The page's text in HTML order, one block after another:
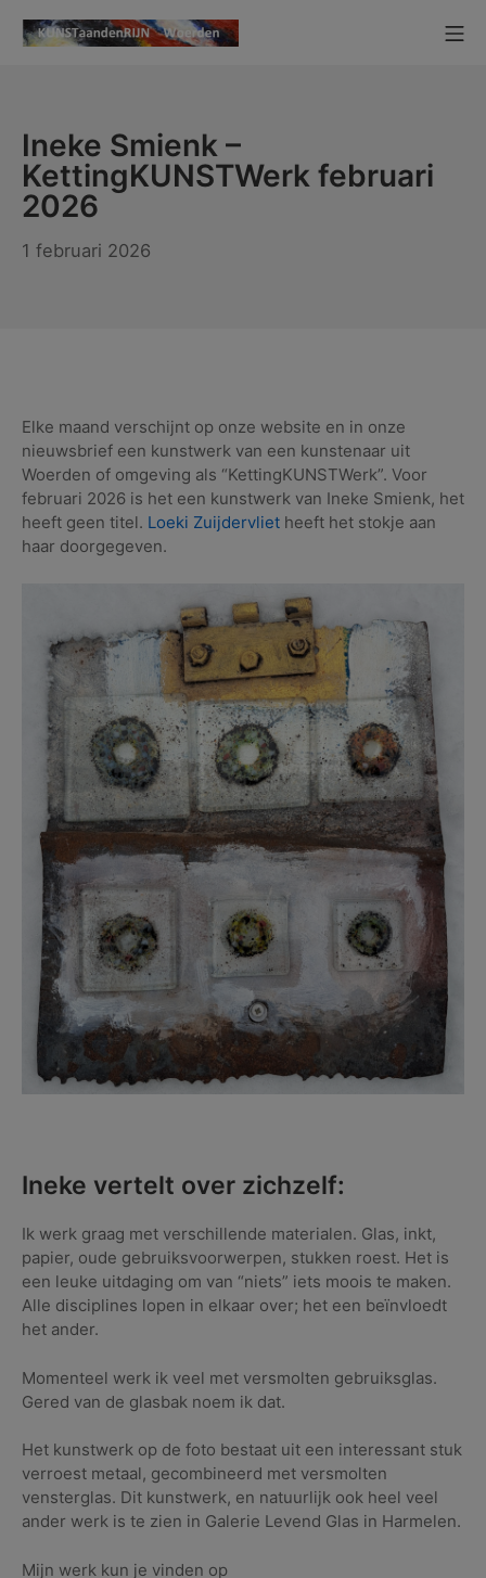
naar
Ineke Smienk –
KettingKUNSTWerk februari
2026
1 februari 2026
Elke maand verschijnt op onze website en in onze
nieuwsbrief een kunstwerk van een kunstenaar uit
Woerden of omgeving als “KettingKUNSTWerk”. Voor
februari 2026 is het een kunstwerk van Ineke Smienk, het
heeft geen titel. Loeki Zuijdervliet heeft het stokje aan
haar doorgegeven.
Ineke vertelt over zichzelf:
Ik werk graag met verschillende materialen. Glas, inkt,
papier, oude gebruiksvoorwerpen, stukken roest. Het is
een leuke uitdaging om van “niets” iets moois te maken.
Alle disciplines lopen in elkaar over; het een beïnvloedt
het ander.
Momenteel werk ik veel met versmolten gebruiksglas.
Gered van de glasbak noem ik dat.
Het kunstwerk op de foto bestaat uit een interessant stuk
verroest metaal, gecombineerd met versmolten
vensterglas. Dit kunstwerk, en natuurlijk ook heel veel
ander werk is te zien in Galerie Levend Glas in Harmelen.
Mijn werk kun je vinden op